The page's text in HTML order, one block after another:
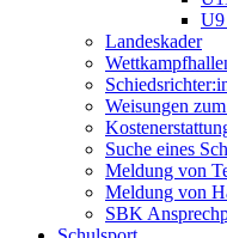
Landeskader
Weisungen
Suche eines
Meldung von
Meldung von
SBK